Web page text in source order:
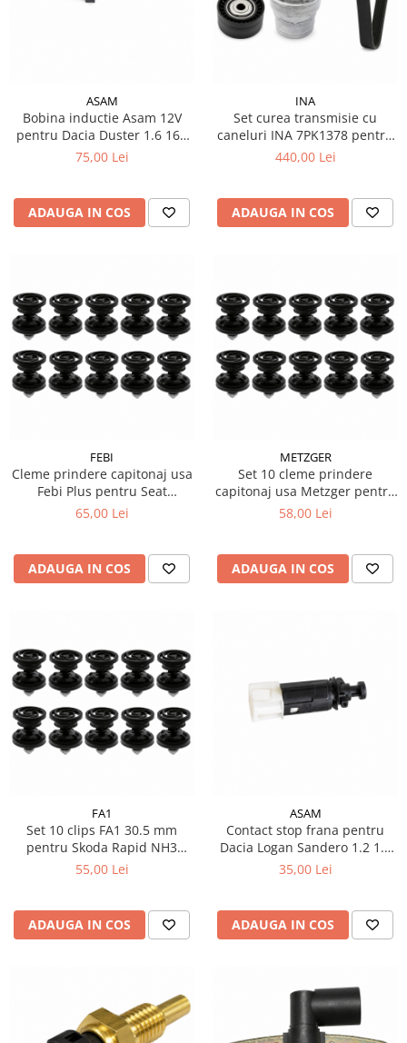
ASAM
Bobina inductie Asam 12V
pentru Dacia Duster 1.6 16V
cod OE 8200568671
75,00 Lei
ADAUGA IN COS
INA
Set curea transmisie cu
caneluri INA 7PK1378 pentru
Smart Fortwo Forfour 453
440,00 Lei
ADAUGA IN COS
FEBI
Cleme prindere capitonaj usa
Febi Plus pentru Seat
Alhambra 710 711
65,00 Lei
ADAUGA IN COS
METZGER
Set 10 cleme prindere
capitonaj usa Metzger pentru
Audi A6 C7 Avant
58,00 Lei
ADAUGA IN COS
FA1
Set 10 clips FA1 30.5 mm
pentru Skoda Rapid NH3
Spaceback NH1
55,00 Lei
ADAUGA IN COS
ASAM
Contact stop frana pentru
Dacia Logan Sandero 1.2 1.4
1.6 MPI
35,00 Lei
ADAUGA IN COS